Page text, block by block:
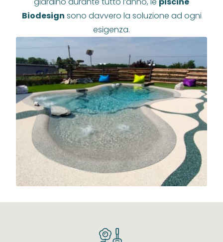
Biodesign sono davvero la soluzione ad ogni
esigenza.